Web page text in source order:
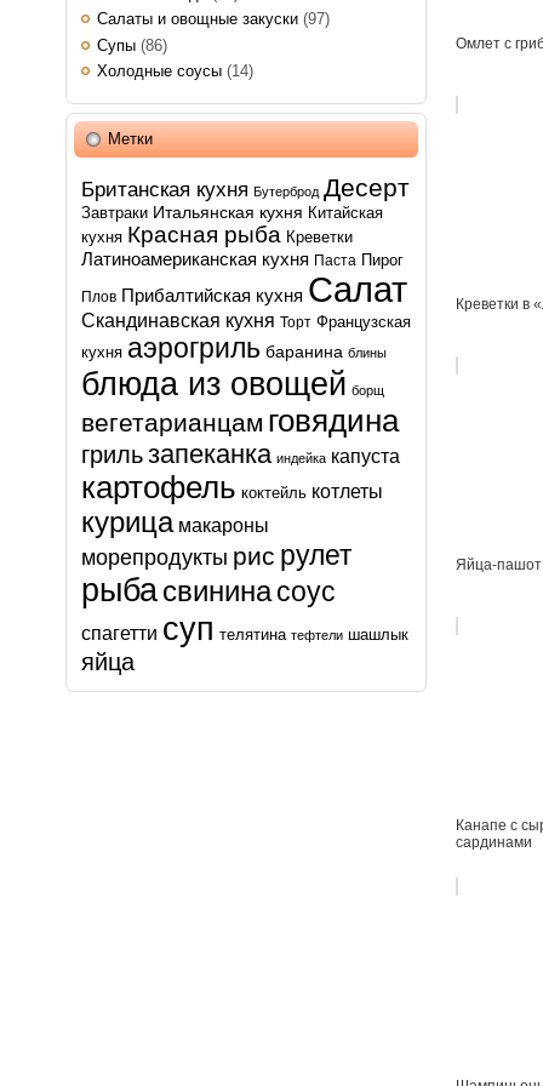
Салаты и овощные закуски (97)
Супы (86)
Холодные соусы (14)
Метки
Британская кухня Бутерброд Десерт
Завтраки Итальянская кухня Китайская
кухня Красная рыба Креветки
Латиноамериканская кухня Паста Пирог
Плов Прибалтийская кухня Салат
Скандинавская кухня Торт Французская
кухня аэрогриль баранина блины
блюда из овощей борщ
вегетарианцам говядина
грильзапеканка индейка капуста
картофель коктейль котлеты
курица макароны
морепродукты рис рулет
рыбасвининасоус
спагетти суп телятина тефтели шашлык
яйца
Омлет с
Креветки в
Яйца-пашот
Канапе с
сардинами